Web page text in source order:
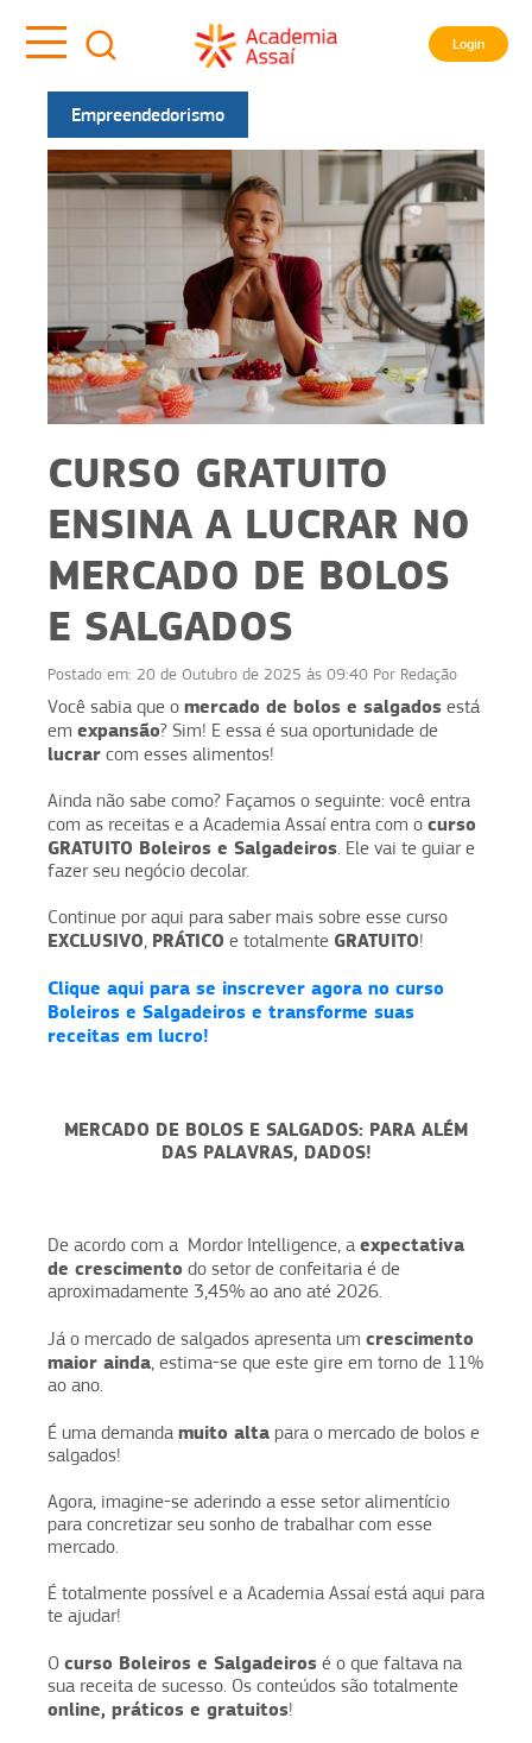
Login
Empreendedorismo
CURSO GRATUITO
ENSINA A LUCRAR NO
MERCADO DE BOLOS
E SALGADOS
Postado em: 20 de Outubro de 2025 às 09:40 Por Redação
Você sabia que o mercado de bolos e salgados está
em expansão? Sim! E essa é sua oportunidade de
lucrar com esses alimentos!
Ainda não sabe como? Façamos o seguinte: você entra
com as receitas e a Academia Assaí entra com o curso
GRATUITO Boleiros e Salgadeiros. Ele vai te guiar e
fazer seu negócio decolar.
Continue por aqui para saber mais sobre esse curso
EXCLUSIVO, PRÁTICO e totalmente GRATUITO!
Clique aqui para se inscrever agora no curso
Boleiros e Salgadeiros e transforme suas
receitas em lucro!
MERCADO DE BOLOS E SALGADOS: PARA ALÉM
DAS PALAVRAS, DADOS!
De acordo com a Mordor Intelligence, a expectativa
de crescimento do setor de confeitaria é de
aproximadamente 3,45% ao ano até 2026.
Já o mercado de salgados apresenta um crescimento
maior ainda, estima-se que este gire em torno de 11%
ao ano.
É uma demanda muito alta para o mercado de bolos e
salgados!
Agora, imagine-se aderindo a esse setor alimentício
para concretizar seu sonho de trabalhar com esse
mercado.
É totalmente possível e a Academia Assaí está aqui para
te ajudar!
O curso Boleiros e Salgadeiros é o que faltava na
sua receita de sucesso. Os conteúdos são totalmente
online, práticos e gratuitos!